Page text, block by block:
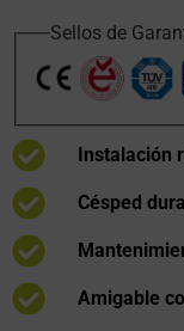
Sellos de
Instalación
Césped
Amigable